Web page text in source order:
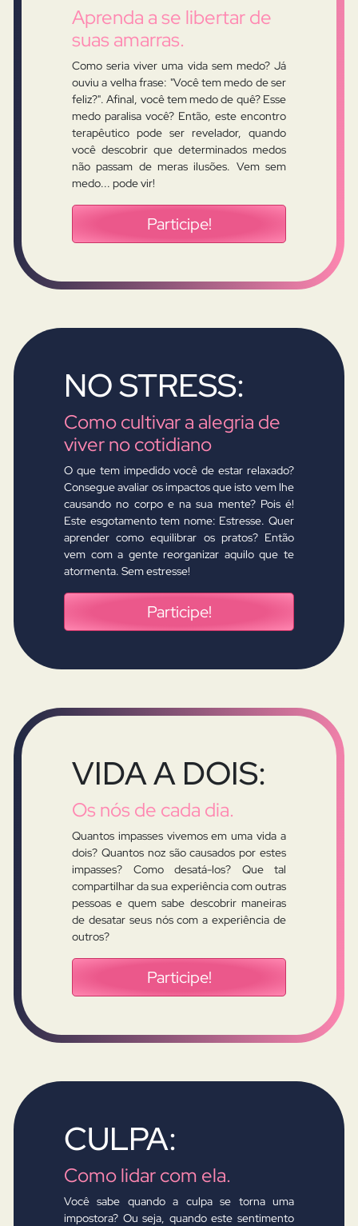
Aprenda a se libertar de
suas amarras.
Como seria viver uma vida sem medo? Já
ouviu a velha frase: "Você tem medo de ser
feliz?". Afinal, você tem medo de quê? Esse
medo paralisa você? Então, este encontro
terapêutico pode ser revelador, quando
você descobrir que determinados medos
não passam de meras ilusões. Vem sem
medo... pode vir!
Participe!
NO STRESS:
Como cultivar a alegria de
viver no cotidiano
O que tem impedido você de estar relaxado?
Consegue avaliar os impactos que isto vem lhe
causando no corpo e na sua mente? Pois é!
Este esgotamento tem nome: Estresse. Quer
aprender como equilibrar os pratos? Então
vem com a gente reorganizar aquilo que te
atormenta. Sem estresse!
Participe!
VIDA A DOIS:
Os nós de cada dia.
Quantos impasses vivemos em uma vida a
dois? Quantos noz são causados por estes
impasses? Como desatá-los? Que tal
compartilhar da sua experiência com outras
pessoas e quem sabe descobrir maneiras
de desatar seus nós com a experiência de
outros?
Participe!
CULPA:
Como lidar com ela.
Você sabe quando a culpa se torna uma
impostora? Ou seja, quando este sentimento